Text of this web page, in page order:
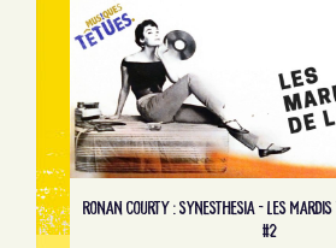
RONAN COURTY : SYNESTHESIA - LES
#2